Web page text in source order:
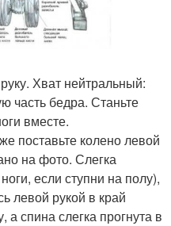
Хват нейтральный:
часть бедра. Станьте
вместе.
поставьте колено левой
на фото. Слегка
если ступни на полу),
левой рукой в край
спина слегка прогнута в